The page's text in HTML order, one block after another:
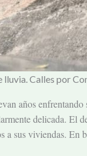
lluvia. Calles por
años
delicada. El
a sus viviendas. En